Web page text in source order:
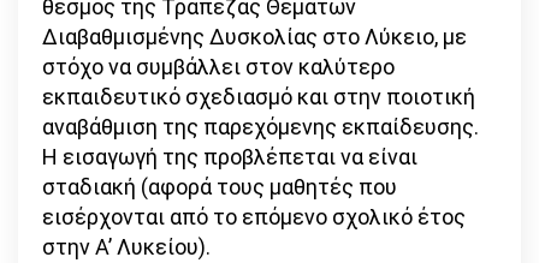
θεσμός της Τράπεζας Θεμάτων
Διαβαθμισμένης Δυσκολίας στο Λύκειο, με
στόχο να συμβάλλει στον καλύτερο
εκπαιδευτικό σχεδιασμό και στην ποιοτική
αναβάθμιση της παρεχόμενης εκπαίδευσης.
Η εισαγωγή της προβλέπεται να είναι
σταδιακή (αφορά τους μαθητές που
εισέρχονται από το επόμενο σχολικό έτος
στην Α’ Λυκείου).